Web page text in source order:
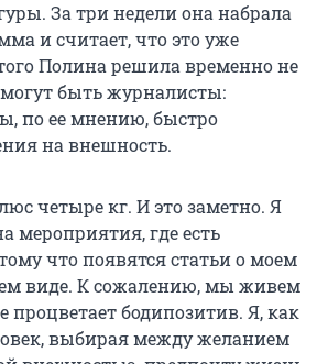
За три недели она набрала
и считает, что это уже
Полина решила временно не
могут быть журналисты:
по ее мнению, быстро
на внешность.
четыре кг. И это заметно. Я
мероприятия, где есть
что появятся статьи о моем
виде. К сожалению, мы живем
процветает бодипозитив. Я, как
выбирая между желанием